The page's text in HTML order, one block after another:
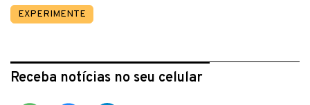
EXPERIMENTE
Receba notícias no seu celular